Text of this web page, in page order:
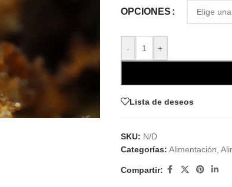
OPCIONES
- +
Lista de deseos
SKU: N/D
Categorías: Alimentación
Compartir: